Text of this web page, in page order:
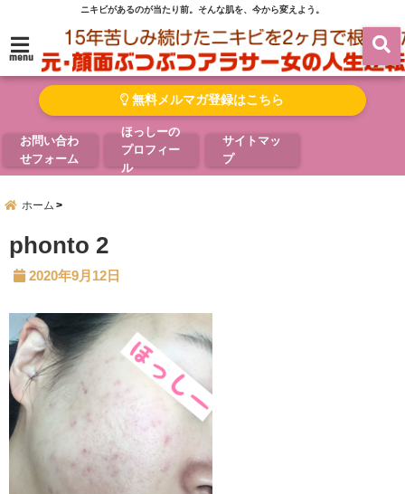
ニキビがあるのが当たり前。そんな肌を、今から変えよう。
menu
無料メルマガ登録はこちら
お問い合わ
せフォーム
ほっしーの
プロフィー
ル
サイトマッ
プ
ホーム
phonto 2
2020年9月12日